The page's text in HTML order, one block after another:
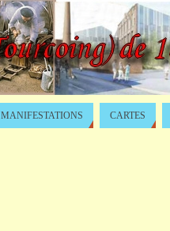
MANIFESTATIONS CARTES